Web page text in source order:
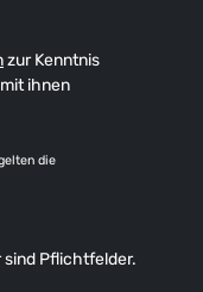
zur Kenntnis
ihnen
die
sind Pflichtfelder.